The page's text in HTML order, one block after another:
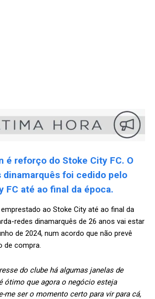
é reforço do Stoke City FC. O
dinamarquês foi cedido pelo
FC até ao final da época.
ao Stoke City até ao final da
redes dinamarquês de 26 anos vai estar
de 2024, num acordo que não prevê
de compra.
do clube há algumas janelas de
ótimo que agora o negócio esteja
me ser o momento certo para vir para cá,